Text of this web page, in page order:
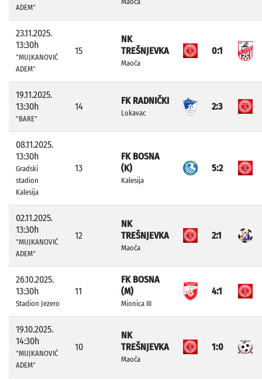
ADEM"
23.11.2025.
13:30h
"MUJKANOVIĆ
ADEM"
15
NK
TREŠNJEVKA
Maoča
0:1
19.11.2025.
13:30h
"BARE"
14
FK RADNIČKI
Lukavac
2:3
08.11.2025.
13:30h
Gradski
stadion
Kalesija
13
FK BOSNA
(K)
Kalesija
5:2
02.11.2025.
13:30h
"MUJKANOVIĆ
ADEM"
12
NK
TREŠNJEVKA
Maoča
2:1
26.10.2025.
13:30h
Stadion Jezero
11
FK BOSNA
(M)
Mionica III
4:1
19.10.2025.
14:30h
"MUJKANOVIĆ
ADEM"
10
NK
TREŠNJEVKA
Maoča
1:0